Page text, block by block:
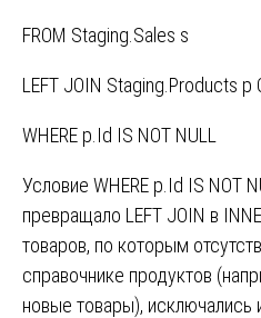
FROM Staging.Sales s
LEFT JOIN Staging.Products
WHERE p.Id IS NOT NULL
Условие WHERE p.Id IS NOT
превращало LEFT JOIN в
товаров, по которым
справочнике продуктов
новые товары), исключались